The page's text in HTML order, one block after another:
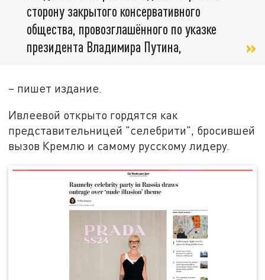
сторону закрытого консервативного
общества, провозглашённого по указке
президента Владимира Путина,
– пишет издание.
Ивлеевой открыто гордятся как
представительницей "селебрити", бросившей
вызов Кремлю и самому русскому лидеру.